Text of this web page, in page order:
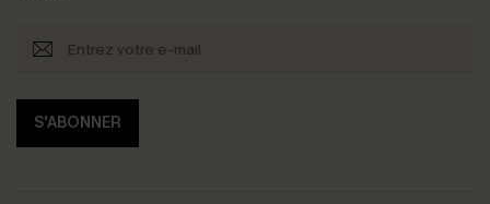
S'ABONNER